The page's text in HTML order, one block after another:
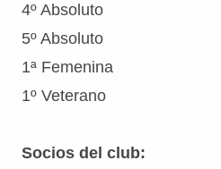
4º Absoluto
5º Absoluto
1ª Femenina
1º Veterano
Socios del club: